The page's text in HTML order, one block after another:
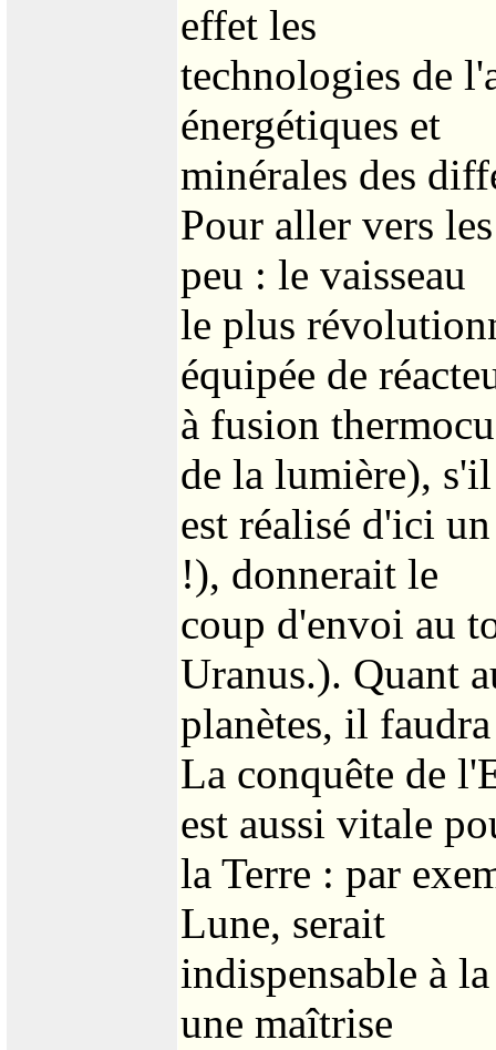
effet les
technologies de
énergétiques et
minérales des
Pour aller vers
peu : le vaisseau
le plus
équipée de
à fusion
de la lumière), s'il
est réalisé d'ici
!), donnerait le
coup d'envoi au
Uranus.). Quant
planètes, il
La conquête de
est aussi vitale
la Terre : par
Lune, serait
indispensable à
une maîtrise